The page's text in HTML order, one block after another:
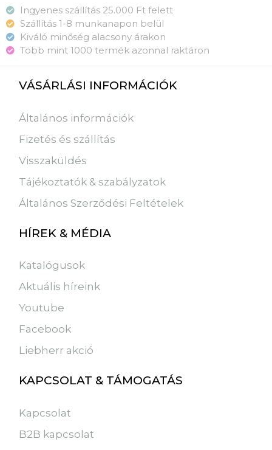
Ingyenes szállítás 25.000 Ft felett
Szállítás 1-8 munkanapon belül
Kiváló minőség alacsony árakon
Több mint 1000 termék azonnal raktáron
VÁSÁRLÁSI INFORMÁCIÓK
Általános információk
Fizetés és szállítás
Visszaküldés
Tájékoztatók & szabályzatok
Általános Szerződési Feltételek
HÍREK & MÉDIA
Katalógusok
Aktuális híreink
Youtube
Facebook
Liebherr akció
KAPCSOLAT & TÁMOGATÁS
Kapcsolat
B2B kapcsolat